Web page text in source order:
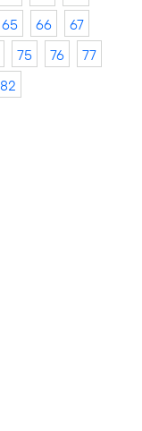
65 66
67
75 76
77
82